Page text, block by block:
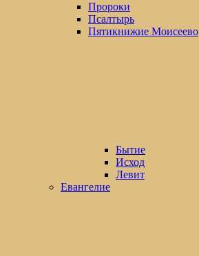
Пророки
Псалтырь
Пятикнижие Моисеево
Бытие
Исход
Левит
Евангелие